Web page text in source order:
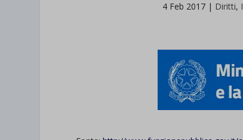
4 Feb 2017| Diritti,